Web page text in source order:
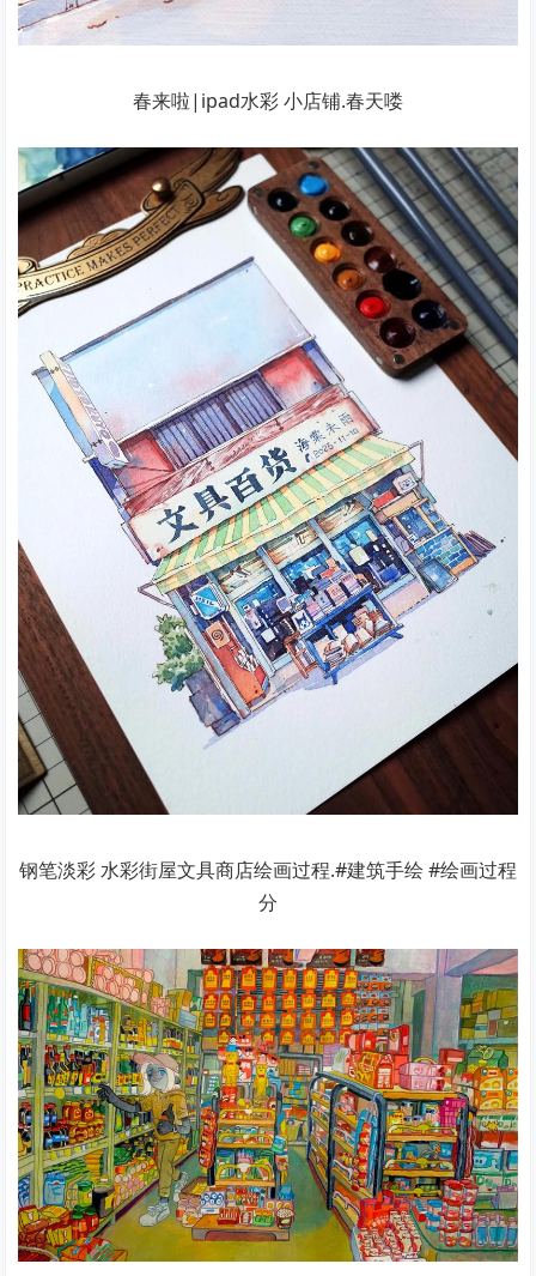
春来啦|ipad水彩 小店铺.春天喽
钢笔淡彩 水彩街屋文具商店绘画过程.#建筑手绘 #绘画过程
分